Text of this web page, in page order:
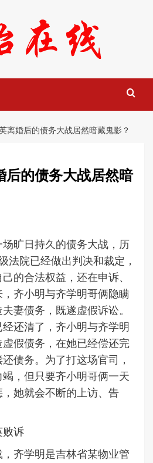
离婚后的债务大战居然暗藏鬼影？
后的债务大战居然暗
旷日持久的债务大战，历
法院已经做出判决和裁定，
的合法权益，还在申诉、
，齐小明与齐学明哥俩隐瞒
妻债务，既遂虚假诉讼。
还清了，齐小明与齐学明
假债务，在她已经偿还完
债务。为了打这场官司，
，但只要齐小明哥俩一天
她就会不断的上访、告
败诉
齐学明是吉林省某物业管